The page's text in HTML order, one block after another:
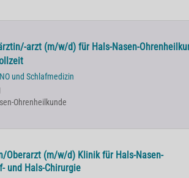
arzt (m/w/d) für Hals-Nasen-
und Schlafmedizin
Ohrenheilkunde
Oberarzt (m/w/d) Klinik für Hals-Nasen-
und Hals-Chirurgie